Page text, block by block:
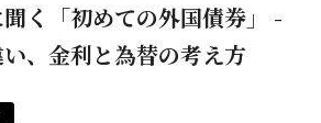
く「初めての外国債券」 -
、金利と為替の考え方